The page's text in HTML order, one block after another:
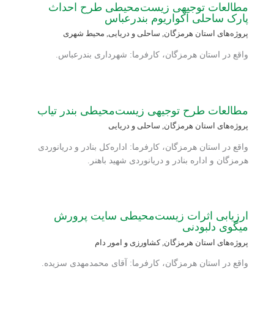
مطالعات توجیهی زیست‌محیطی طرح احداث
پارک ساحلی آکواریوم بندرعباس
پروژه‌های استان هرمزگان, ساحلی و دریایی, محیط شهری
واقع در استان هرمزگان، کارفرما: شهرداری بندرعباس.
مطالعات طرح توجیهی زیست‌محیطی بندر تیاب
پروژه‌های استان هرمزگان, ساحلی و دریایی
واقع در استان هرمزگان، کارفرما: اداره‌کل بنادر و دریانوردی
هرمزگان و اداره بنادر و دریانوردی شهید باهنر.
ارزیابی اثرات زیست‌محیطی سایت پرورش
میگوی دلبودنی
پروژه‌های استان هرمزگان ,کشاورزی و امور دام
واقع در استان هرمزگان، کارفرما: آقای محمدمهدی سزیده.